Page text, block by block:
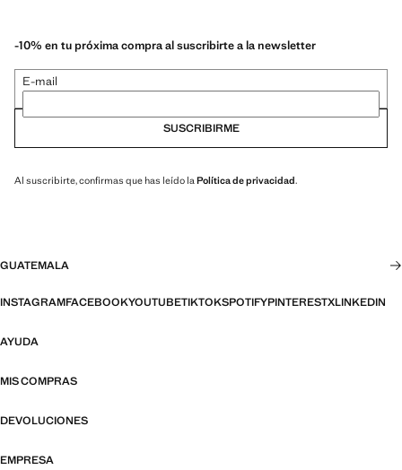
-10% en tu próxima compra al suscribirte a la newsletter
E-mail
SUSCRIBIRME
Al suscribirte, confirmas que has leído la Política de privacidad.
GUATEMALA
INSTAGRAMFACEBOOKYOUTUBETIKTOKSPOTIFYPINTERESTXLINKEDIN
AYUDA
MIS COMPRAS
DEVOLUCIONES
EMPRESA